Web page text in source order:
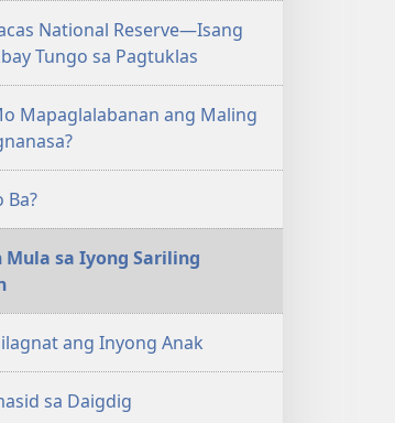
National Reserve—Isang
Tungo sa Pagtuklas
Mapaglalabanan ang Maling
Ba?
Mula sa Iyong Sariling
ang Inyong Anak
sa Daigdig